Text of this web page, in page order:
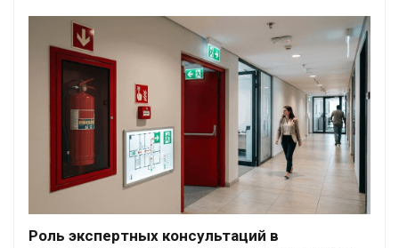
Роль экспертных консультаций в